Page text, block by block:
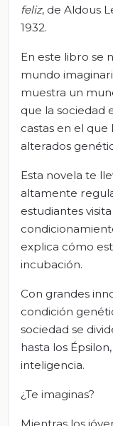
feliz, de Aldous
1932.
En este libro se
mundo
muestra un
que la sociedad
castas en el que
alterados
Esta novela te
altamente
estudiantes
explica cómo
incubación.
Con grandes
condición
sociedad se
hasta los
inteligencia.
¿Te imaginas?